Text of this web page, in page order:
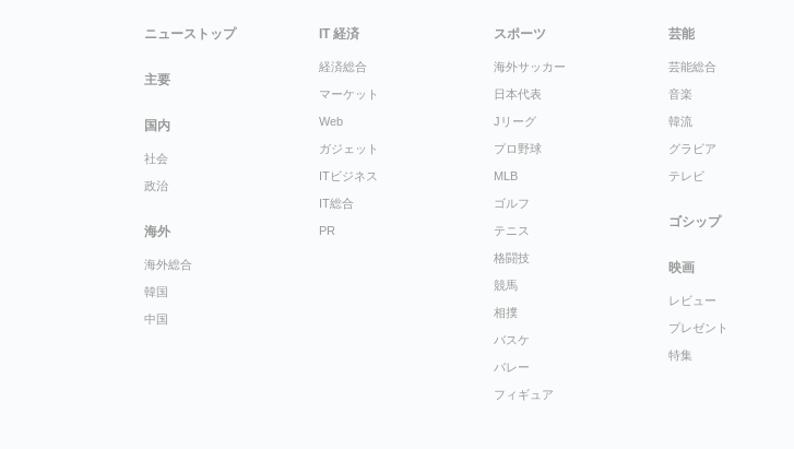
ニューストップ
主要
国内
社会
政治
海外
海外総合
韓国
中国
IT 経済
経済総合
マーケット
Web
ガジェット
ITビジネス
IT総合
PR
スポーツ
海外サッカー
日本代表
Jリーグ
プロ野球
MLB
ゴルフ
テニス
格闘技
競馬
相撲
バスケ
バレー
フィギュア
芸能
芸能総合
音楽
韓流
グラビア
テレビ
ゴシップ
映画
レビュー
プレゼント
特集